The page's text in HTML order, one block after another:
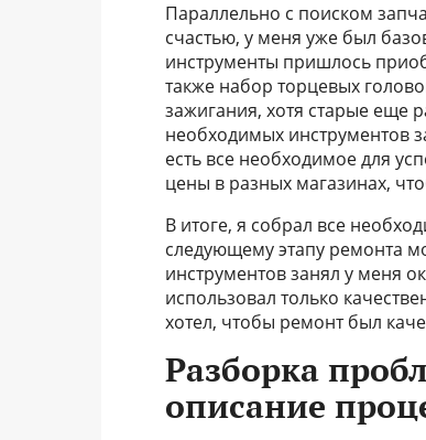
Параллельно с поиском
счастью, у меня уже был
инструменты пришлось
также набор торцевых
зажигания, хотя старые еще
необходимых инструментов
есть все необходимое для
цены в разных магазинах,
В итоге, я собрал все
следующему этапу ремонта
инструментов занял у меня
использовал только
хотел, чтобы ремонт был
Разборка
описание